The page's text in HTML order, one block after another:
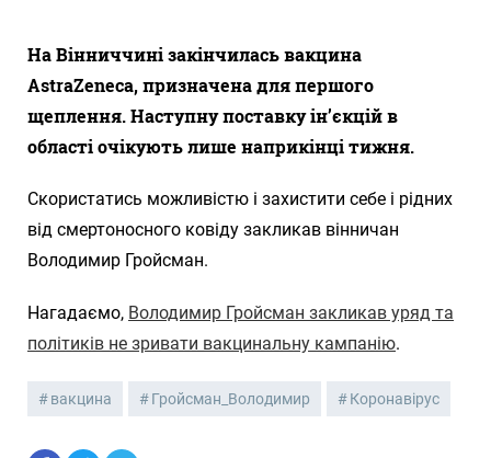
На Вінниччині закінчилась вакцина
AstraZeneca, призначена для першого
щеплення. Наступну поставку ін’єкцій в
області очікують лише наприкінці тижня.
Скористатись можливістю і захистити себе і рідних
від смертоносного ковіду закликав вінничан
Володимир Гройсман.
Нагадаємо, Володимир Гройсман закликав уряд та
політиків не зривати вакцинальну кампанію.
вакцина Гройсман_Володимир Коронавірус